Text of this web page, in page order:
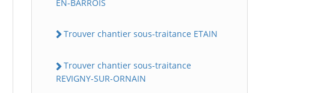
EN-BARROIS
Trouver chantier sous-traitance ETAIN
Trouver chantier sous-traitance
REVIGNY-SUR-ORNAIN